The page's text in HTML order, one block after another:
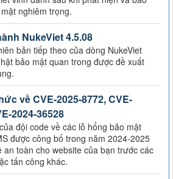
nghiêm trọng.
NukeViet 4.5.08
bản tiếp theo của dòng NukeViet
bảo mật quan trong được đề xuất
về CVE-2025-8772, CVE-
2024-36528
đội code về các lỗ hổng bảo mật
được công bố trong năm 2024-2025
toàn cho website của bạn trước các
tấn công khác.